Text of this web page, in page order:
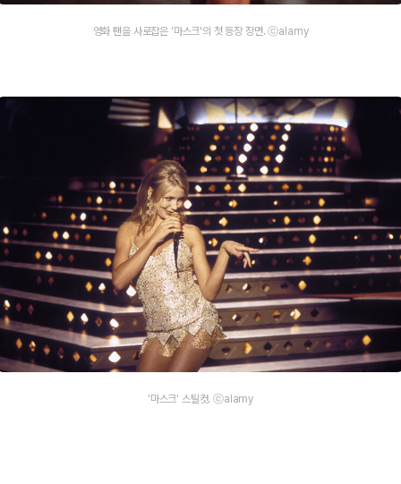
영화 팬을 사로잡은 '마스크'의 첫 등장 장면. ⓒalamy
'마스크' 스틸컷. ⓒalamy